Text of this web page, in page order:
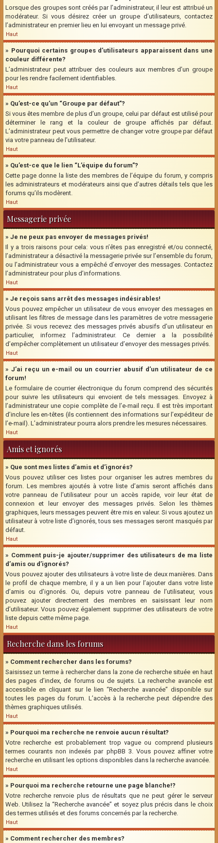
Lorsque des groupes sont créés par l’administrateur, il leur est attribué un
modérateur. Si vous désirez créer un groupe d’utilisateurs, contactez
l’administrateur en premier lieu en lui envoyant un message privé.
Haut
» Pourquoi certains groupes d’utilisateurs apparaissent dans une
couleur différente?
L’administrateur peut attribuer des couleurs aux membres d’un groupe
pour les rendre facilement identifiables.
Haut
» Qu’est-ce qu’un “Groupe par défaut”?
Si vous êtes membre de plus d’un groupe, celui par défaut est utilisé pour
déterminer le rang et la couleur de groupe affichés par défaut.
L’administrateur peut vous permettre de changer votre groupe par défaut
via votre panneau de l’utilisateur.
Haut
» Qu’est-ce que le lien “L’équipe du forum”?
Cette page donne la liste des membres de l’équipe du forum, y compris
les administrateurs et modérateurs ainsi que d’autres détails tels que les
forums qu’ils modèrent.
Haut
Messagerie privée
» Je ne peux pas envoyer de messages privés!
Il y a trois raisons pour cela: vous n’êtes pas enregistré et/ou connecté,
l’administrateur a désactivé la messagerie privée sur l’ensemble du forum,
ou l’administrateur vous a empêché d’envoyer des messages. Contactez
l’administrateur pour plus d’informations.
Haut
» Je reçois sans arrêt des messages indésirables!
Vous pouvez empêcher un utilisateur de vous envoyer des messages en
utilisant les filtres de message dans les paramètres de votre messagerie
privée. Si vous recevez des messages privés abusifs d’un utilisateur en
particulier, informez l’administrateur. Ce dernier a la possibilité
d’empêcher complètement un utilisateur d’envoyer des messages privés.
Haut
» J’ai reçu un e-mail ou un courrier abusif d’un utilisateur de ce
forum!
Le formulaire de courrier électronique du forum comprend des sécurités
pour suivre les utilisateurs qui envoient de tels messages. Envoyez à
l’administrateur une copie complète de l’e-mail reçu. Il est très important
d’inclure les en-têtes (ils contiennent des informations sur l’expéditeur de
l’e-mail). L’administrateur pourra alors prendre les mesures nécessaires.
Haut
Amis et ignorés
» Que sont mes listes d’amis et d’ignorés?
Vous pouvez utiliser ces listes pour organiser les autres membres du
forum. Les membres ajoutés à votre liste d’amis seront affichés dans
votre panneau de l’utilisateur pour un accès rapide, voir leur état de
connexion et leur envoyer des messages privés. Selon les thèmes
graphiques, leurs messages peuvent être mis en valeur. Si vous ajoutez un
utilisateur à votre liste d’ignorés, tous ses messages seront masqués par
défaut.
Haut
» Comment puis-je ajouter/supprimer des utilisateurs de ma liste
d’amis ou d’ignorés?
Vous pouvez ajouter des utilisateurs à votre liste de deux manières. Dans
le profil de chaque membre, il y a un lien pour l’ajouter dans votre liste
d’amis ou d’ignorés. Ou, depuis votre panneau de l’utilisateur, vous
pouvez ajouter directement des membres en saisissant leur nom
d’utilisateur. Vous pouvez également supprimer des utilisateurs de votre
liste depuis cette même page.
Haut
Recherche dans les forums
» Comment rechercher dans les forums?
Saisissez un terme à rechercher dans la zone de recherche située en haut
des pages d’index, de forums ou de sujets. La recherche avancée est
accessible en cliquant sur le lien “Recherche avancée” disponible sur
toutes les pages du forum. L’accès à la recherche peut dépendre des
thèmes graphiques utilisés.
Haut
» Pourquoi ma recherche ne renvoie aucun résultat?
Votre recherche est probablement trop vague ou comprend plusieurs
termes courants non indexés par phpBB 3. Vous pouvez affiner votre
recherche en utilisant les options disponibles dans la recherche avancée.
Haut
» Pourquoi ma recherche retourne une page blanche!?
Votre recherche renvoie plus de résultats que ne peut gérer le serveur
Web. Utilisez la “Recherche avancée” et soyez plus précis dans le choix
des termes utilisés et des forums concernés par la recherche.
Haut
» Comment rechercher des membres?